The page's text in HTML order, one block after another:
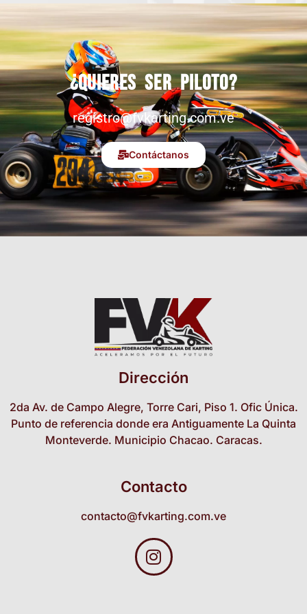
¿Quieres ser piloto?
registro@fvkarting.com.ve
Contáctanos
Dirección
2da Av. de Campo Alegre, Torre Cari, Piso 1. Ofic Única.
Punto de referencia donde era Antiguamente La Quinta
Monteverde. Municipio Chacao. Caracas.
Contacto
contacto@fvkarting.com.ve